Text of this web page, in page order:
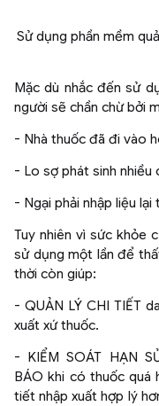
Sử dụng phần mềm
Mặc dù nhắc đến sử
người sẽ chần chừ bởi
- Nhà thuốc đã đi vào
- Lo sợ phát sinh nhiều
- Ngại phải nhập liệu
Tuy nhiên vì sức khỏe
sử dụng một lần để
thời còn giúp:
- QUẢN LÝ CHI TIẾT
xuất xứ thuốc.
- KIỂM SOÁT HẠN
BÁO khi có thuốc quá
tiết nhập xuất hợp lý